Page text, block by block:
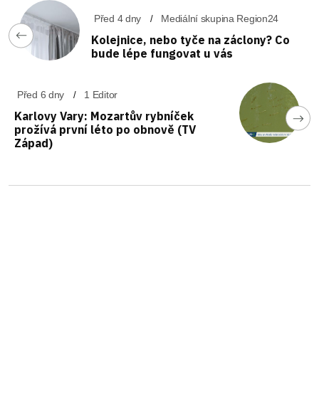
Před 4 dny Mediální skupina Region24
Kolejnice, nebo tyče na záclony? Co
bude lépe fungovat u vás
Před 6 dny 1 Editor
Karlovy Vary: Mozartův rybníček
prožívá první léto po obnově (TV
Západ)